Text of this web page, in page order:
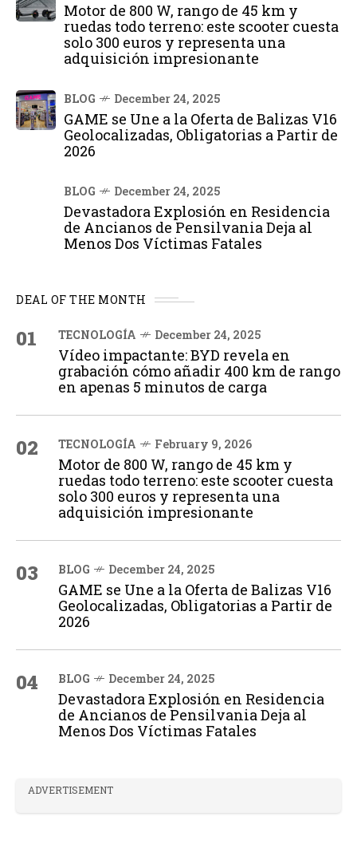
Motor de 800 W, rango de 45 km y
ruedas todo terreno: este scooter cuesta
solo 300 euros y representa una
adquisición impresionante
BLOG December 24, 2025
GAME se Une a la Oferta de Balizas V16
Geolocalizadas, Obligatorias a Partir de
2026
BLOG December 24, 2025
Devastadora Explosión en Residencia
de Ancianos de Pensilvania Deja al
Menos Dos Víctimas Fatales
DEAL OF THE MONTH
01 TECNOLOGÍA December 24, 2025
Vídeo impactante: BYD revela en
grabación cómo añadir 400 km de rango
en apenas 5 minutos de carga
02 TECNOLOGÍA February 9, 2026
Motor de 800 W, rango de 45 km y
ruedas todo terreno: este scooter cuesta
solo 300 euros y representa una
adquisición impresionante
03 BLOG December 24, 2025
GAME se Une a la Oferta de Balizas V16
Geolocalizadas, Obligatorias a Partir de
2026
04 BLOG December 24, 2025
Devastadora Explosión en Residencia
de Ancianos de Pensilvania Deja al
Menos Dos Víctimas Fatales
ADVERTISEMENT